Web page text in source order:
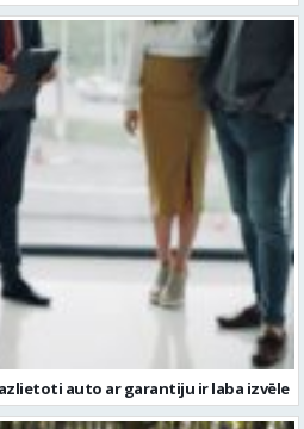
auto ar garantiju ir laba izvēle